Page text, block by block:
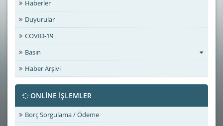
Haberler
Duyurular
COVID-19
Basın
Haber Arşivi
ONLİNE İŞLEMLER
Borç Sorgulama / Ödeme